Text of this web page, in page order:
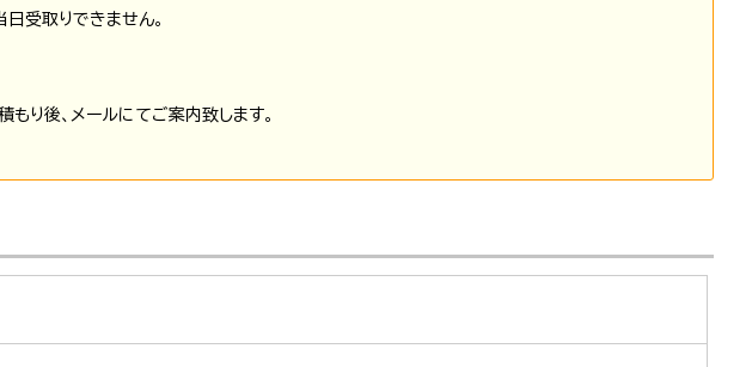
受取りできません。
り後、メールにてご案内致します。